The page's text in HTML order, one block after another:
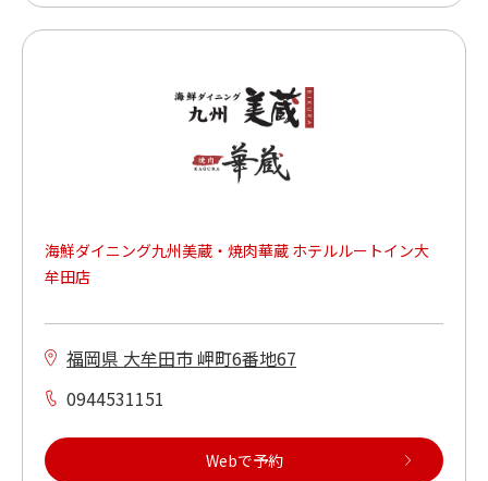
海鮮ダイニング九州美蔵・焼肉華蔵 ホテルルートイン大
牟田店
福岡県 大牟田市 岬町6番地67
0944531151
Webで予約